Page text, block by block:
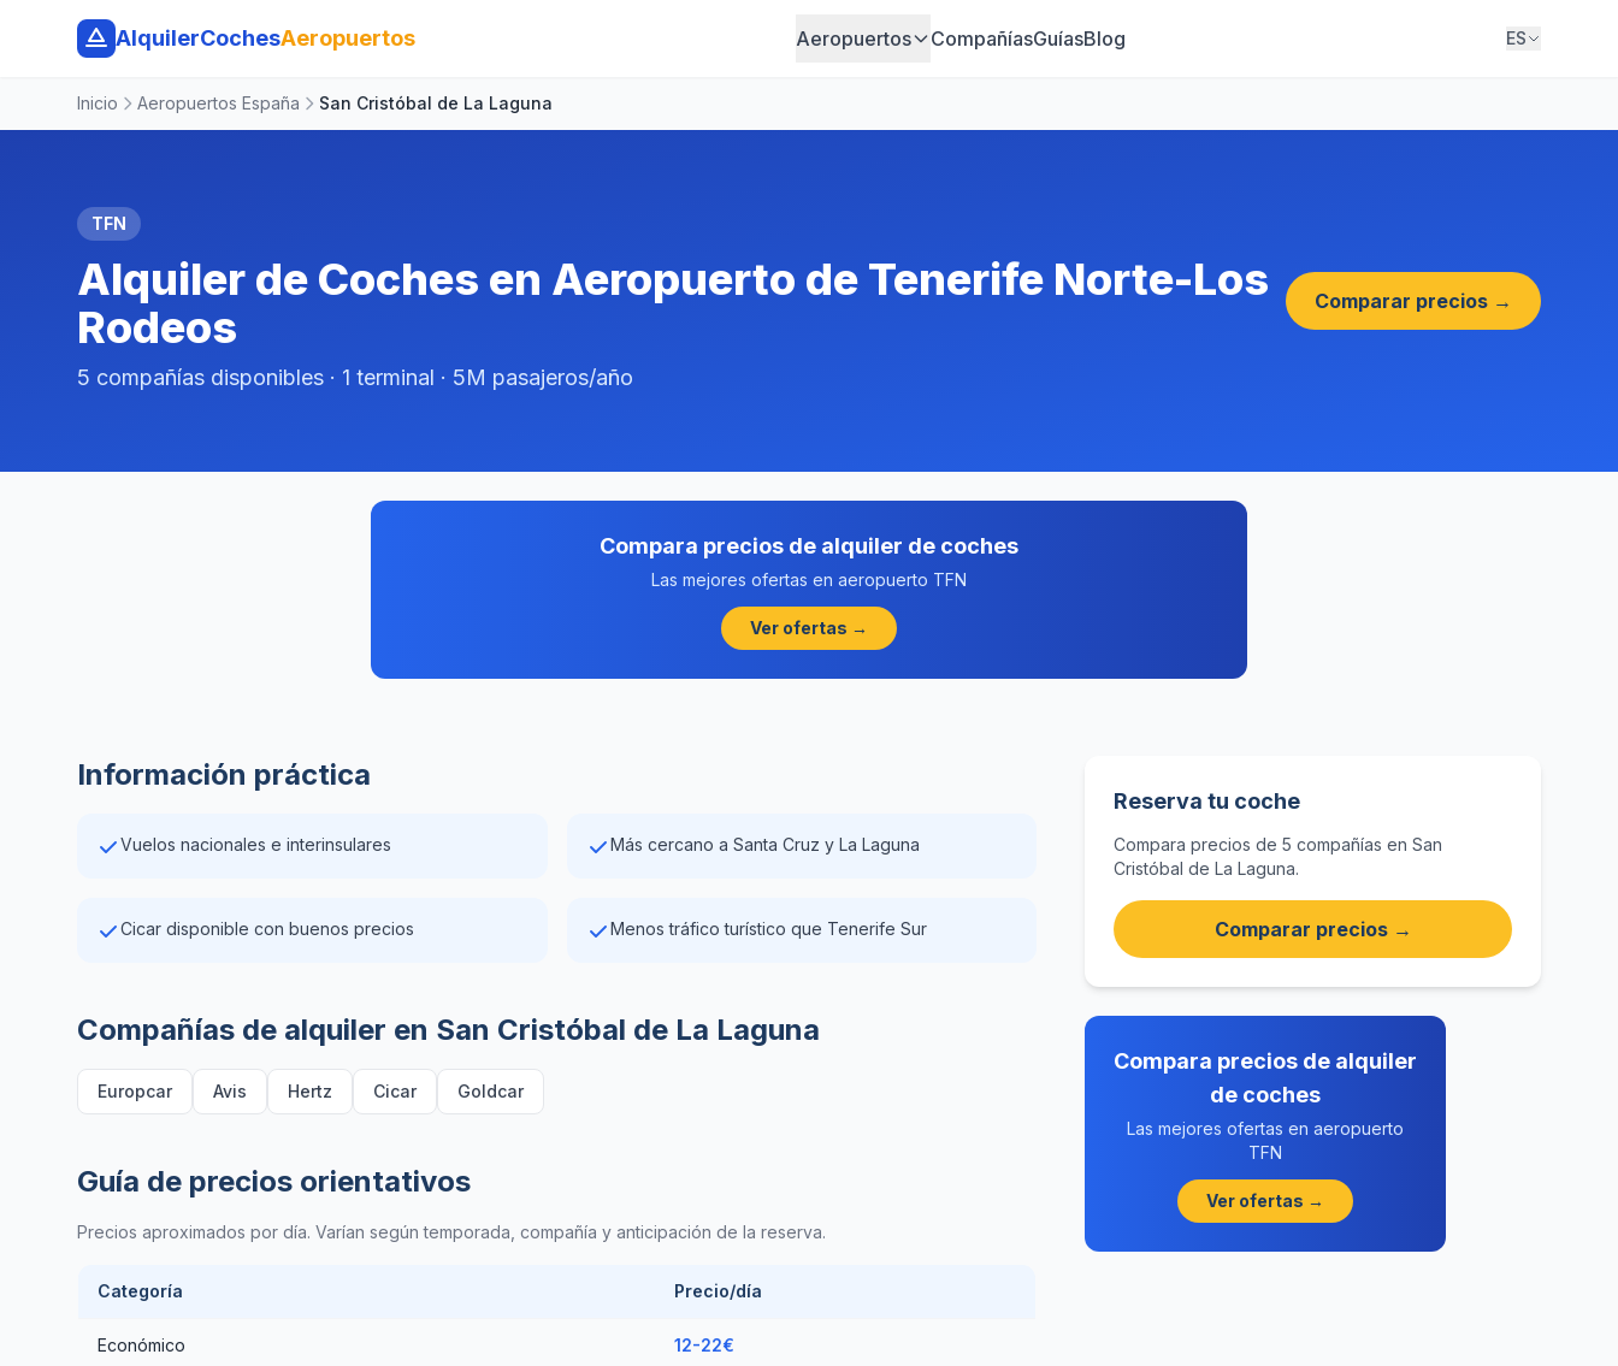
AlquilerCochesAeropuertos Aeropuertos CompañíasGuíasBlog ES
Inicio Aeropuertos España San Cristóbal de La Laguna
TFN
Alquiler de Coches en Aeropuerto de Tenerife Norte-Los
Rodeos
5 compañías disponibles · 1 terminal · 5M pasajeros/año
Comparar precios →
Compara precios de alquiler de coches
Las mejores ofertas en aeropuerto TFN
Ver ofertas →
Información práctica
Vuelos nacionales e interinsulares Más cercano a Santa Cruz y La Laguna
Cicar disponible con buenos precios Menos tráfico turístico que Tenerife Sur
Compañías de alquiler en San Cristóbal de La Laguna
Europcar Avis Hertz Cicar Goldcar
Guía de precios orientativos
Precios aproximados por día. Varían según temporada, compañía y anticipación de la reserva.
Categoría Precio/día
Económico 12-22€
Reserva tu coche
Compara precios de 5 compañías en San
Cristóbal de La Laguna.
Comparar precios →
Compara precios de alquiler
de coches
Las mejores ofertas en aeropuerto
TFN
Ver ofertas →